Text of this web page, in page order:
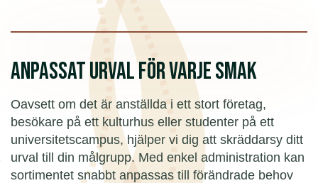
ANPASSAT URVAL FÖR VARJE SMAK
Oavsett om det är anställda i ett stort företag,
besökare på ett kulturhus eller studenter på ett
universitetscampus, hjälper vi dig att skräddarsy ditt
urval till din målgrupp. Med enkel administration kan
sortimentet snabbt anpassas till förändrade behov